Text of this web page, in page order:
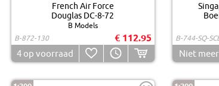
French Air Force
Douglas DC-8-72
B Models
B-872-130
€ 112.95
4op voorraad
B-744-SQ-
Niet